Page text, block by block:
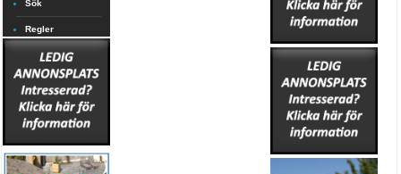
Sök
Regler